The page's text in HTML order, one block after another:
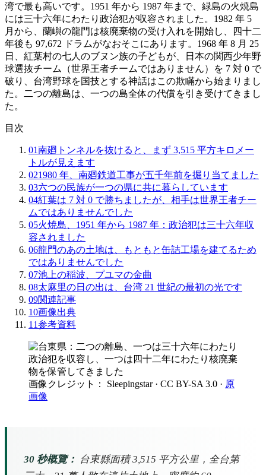
湾で最も高いです。1951 年から 1987 年まで、緑島の火焼島
には三十六年にわたり政治犯が収容されました。1982 年 5
月から、蘭嶼の龍門は核廃棄物の受け入れを開始し、四十二
年後も 97,672 ドラムがなおそこにあります。1968 年 8 月 25
日、紅葉村の七人のブヌン族の子どもが、日本の関西少年野
球選抜チーム（世界王者チームではありません）を 7 対 0 で
破り、台湾野球を国技とする神話はこの欺瞞から始まりまし
た。二つの離島は、一つの島全体の代償を引き受けてきまし
た。
目次
01南廻トンネルを抜けると、まず 3,515 平方キロメー
トルが見えます
021980 年、南廻鉄道工事が五千年前を掘り当てました
03六つの民族が一つの県に共に暮らしています
04紅葉は 7 対 0 で勝ちましたが、相手は世界王者チー
ムではありませんでした
05火焼島、1951 年から 1987 年：政治犯は三十六年収
容されました
06龍門のあの土地は、もともと缶詰工場を建てるため
ではありませんでした
07池上の稲波、プユマの金曲
08太麻里の日の出は、台湾 21 世紀の最初の光です
09関連記事
10画像出典
11参考資料
画像クレジット： Sleepingstar · CC BY-SA 3.0 · 原
画像
30 秒概覽：
台東縣面積 3,515 平方公里，全台第